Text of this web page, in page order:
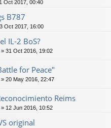
Oct 2017, 00:40
B787
Oct 2017, 16:00
IL-2 BoS?
» 31 Oct 2016, 19:02
for Peace"
» 20 May 2016, 22:47
Reims
» 12 Jun 2016, 10:52
original